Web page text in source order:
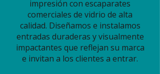
impresión con escaparates
comerciales de vidrio de alta
calidad. Diseñamos e instalamos
entradas duraderas y visualmente
impactantes que reflejan su marca
e invitan a los clientes a entrar.